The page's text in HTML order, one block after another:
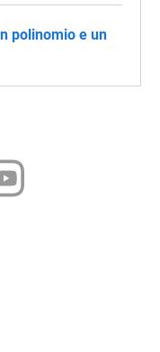
polinomio e un